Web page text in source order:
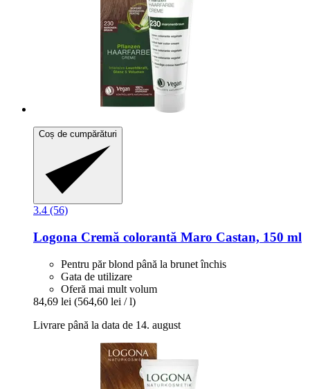
Coș de cumpărături
3.4 (56)
Logona Cremă colorantă Maro Castan, 150 ml
Pentru păr blond până la brunet închis
Gata de utilizare
Oferă mai mult volum
84,69 lei (564,60 lei / l)
Livrare până la data de 14. august